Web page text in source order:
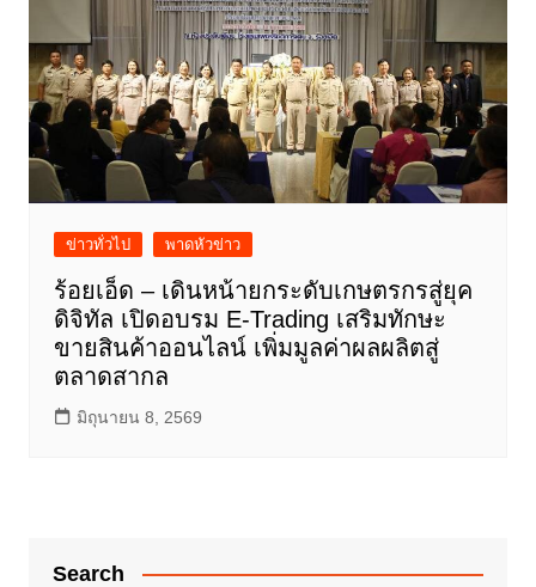
ข่าวทั่วไป พาดหัวข่าว
ร้อยเอ็ด – เดินหน้ายกระดับเกษตรกรสู่ยุค
ดิจิทัล เปิดอบรม E-Trading เสริมทักษะ
ขายสินค้าออนไลน์ เพิ่มมูลค่าผลผลิตสู่
ตลาดสากล
มิถุนายน 8, 2569
Search